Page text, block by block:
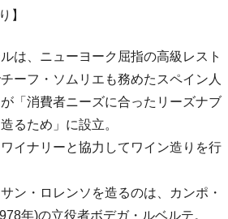
】
は、ニューヨーク屈指の高級レスト
ーフ・ソムリエも務めたスペイン人
「消費者ニーズに合ったリーズナブ
るため」に設立。
イナリーと協力してワイン造りを行
ン・ロレンソを造るのは、カンポ・
年)の立役者ボデガ・ルベルテ。